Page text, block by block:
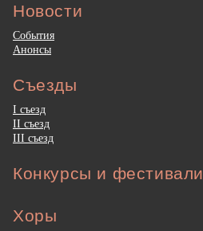
Новости
События
Анонсы
Съезды
I съезд
II съезд
III съезд
Конкурсы и фестивали
Хоры